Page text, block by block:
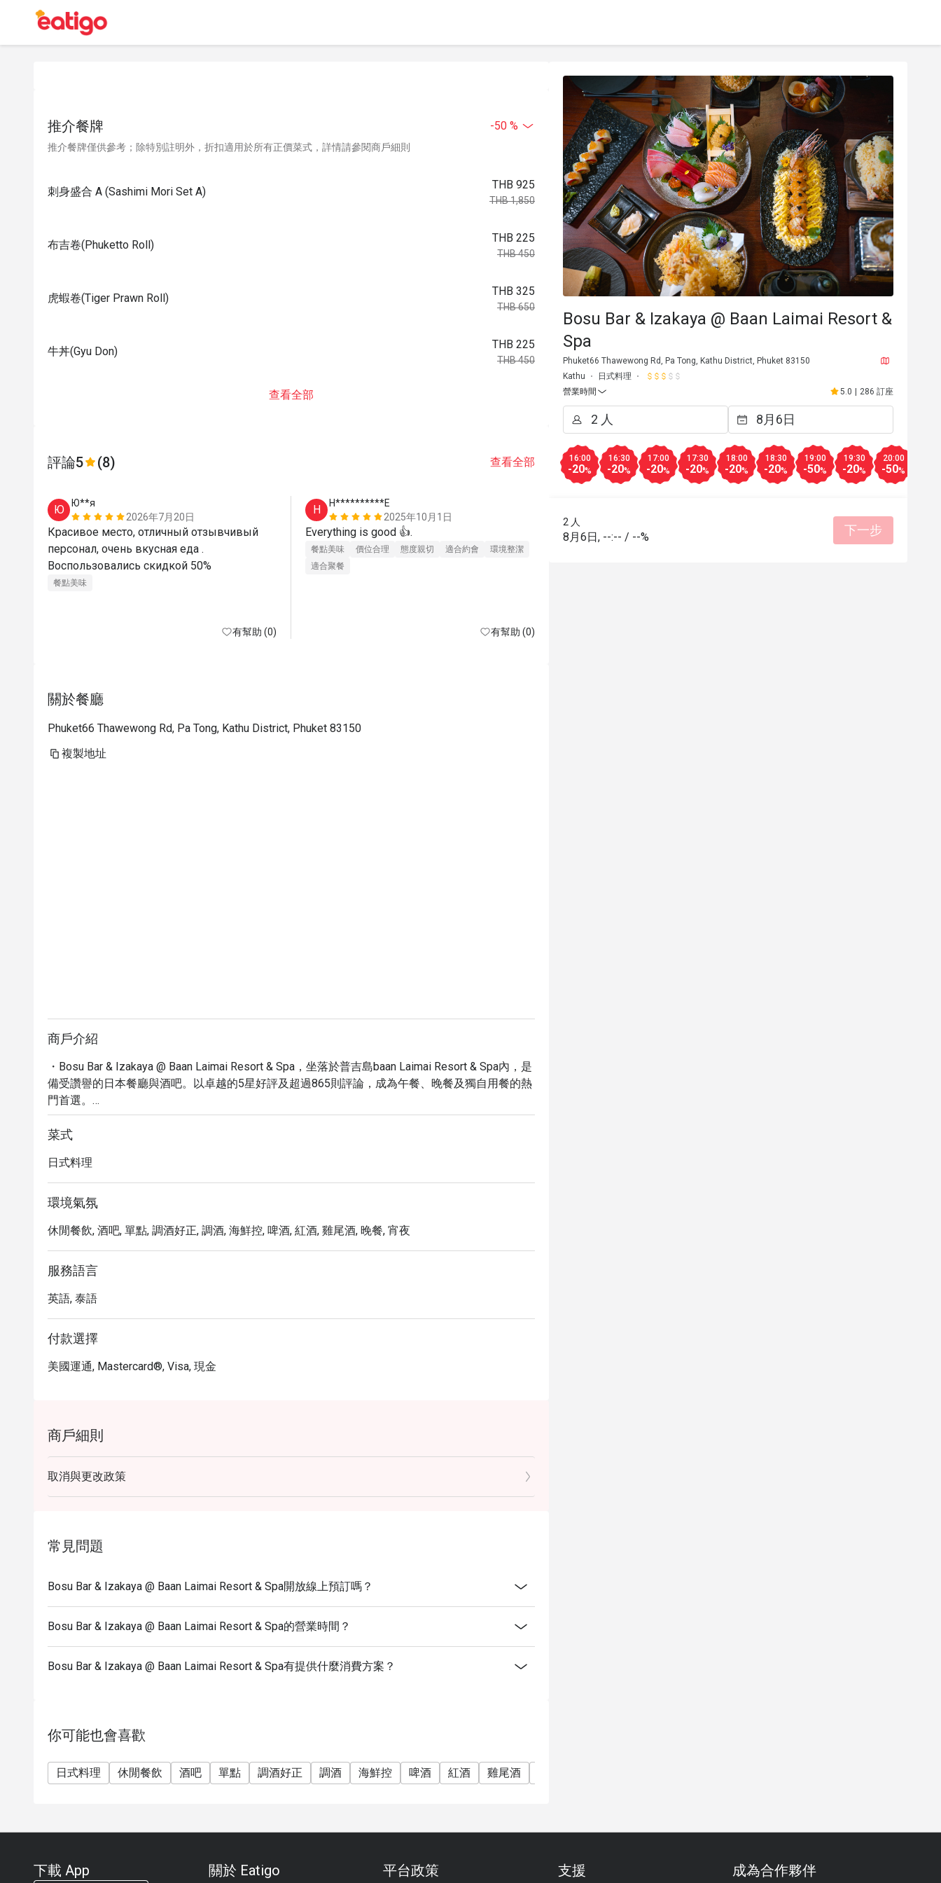
推介餐牌 -50 %
推介餐牌僅供參考；除特別註明外，折扣適用於所有正價菜式，詳情請參閱商戶細則
刺身盛合 A (Sashimi Mori Set A)
THB 925
THB 1,850
布吉卷(Phuketto Roll)
THB 225
THB 450
虎蝦卷(Tiger Prawn Roll)
THB 325
THB 650
牛丼(Gyu Don)
THB 225
THB 450
查看全部
評論5 (8) 查看全部
Ю
Ю**я
2026年7月20日
Красивое место, отличный отзывчивый
персонал, очень вкусная еда .
Воспользовались скидкой 50%
餐點美味
有幫助 (0)
H
H**********E
2025年10月1日
餐點美味 價位合理 態度親切 適合約會
環境整潔
適合聚餐
有幫助 (0)
Очень вкусно! Роллы и суши большие и
This is a gorgeous
food. Very fresh and
關於餐廳
Phuket66 Thawewong Rd, Pa Tong, Kathu District, Phuket 83150
複製地址
商戶介紹
・Bosu Bar & Izakaya @ Baan Laimai Resort & Spa，坐落於普吉島baan Laimai Resort & Spa內，是
備受讚譽的日本餐廳與酒吧。以卓越的5星好評及超過865則評論，成為午餐、晚餐及獨自用餐的熱
門首選。
・沉浸在輕鬆舒適的氛圍中，品嚐精緻小菜、咖啡、烈酒、啤酒、葡萄酒及創意雞尾酒。網友大力
推薦的調酒和壽司捲，為您的味蕾帶來無與倫比的享受。這裡同時適合親子同樂，並提供充裕的免
・透過 Eatigo 預訂 Bosu Bar & Izakaya，即可享受高達 5 折的獨家優惠，為您的普吉島美食之旅增
添更多驚喜與價值。
菜式
日式料理
環境氣氛
休閒餐飲, 酒吧, 單點, 調酒好正, 調酒, 海鮮控, 啤酒, 紅酒, 雞尾酒, 晚餐, 宵夜
服務語言
英語, 泰語
付款選擇
美國運通, Mastercard®, Visa, 現金
商戶細則
取消與更改政策
常見問題
Bosu Bar & Izakaya @ Baan Laimai Resort & Spa開放線上預訂嗎？
Bosu Bar & Izakaya @ Baan Laimai Resort & Spa的營業時間？
Bosu Bar & Izakaya @ Baan Laimai Resort & Spa有提供什麼消費方案？
你可能也會喜歡
日式料理 休閒餐飲 酒吧 單點 調酒好正 調酒 海鮮控 啤酒 紅酒 雞尾酒
Bosu Bar & Izakaya @ Baan Laimai Resort &
Spa
Phuket66 Thawewong Rd, Pa Tong, Kathu District, Phuket 83150
Kathu
日式料理
營業時間
5.0 | 286 訂座
16:00
-20%
16:30
-20%
17:00
-20%
17:30
-20%
18:00
-20%
18:30
-20%
19:00
-50%
19:30
-20%
20:00
-50%
2 人
8月6日, --:-- / --% 下一步
下載 App 關於 Eatigo 平台政策 支援 成為合作夥伴